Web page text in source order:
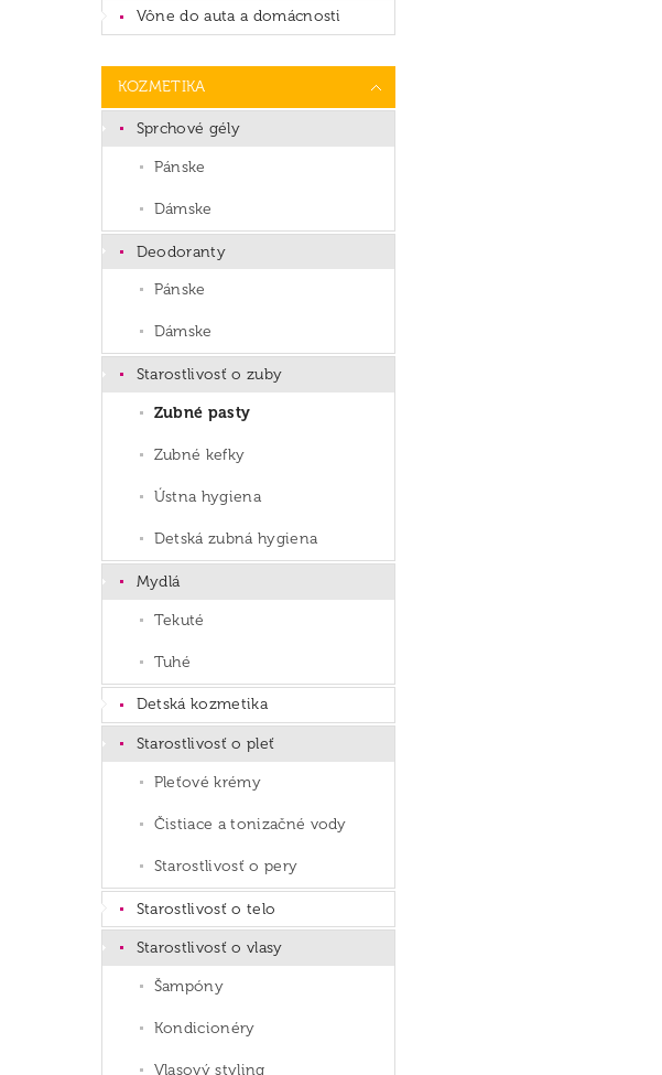
Vône do auta a domácnosti
KOZMETIKA
Sprchové gély
Pánske
Dámske
Deodoranty
Pánske
Dámske
Starostlivosť o zuby
Zubné pasty
Zubné kefky
Ústna hygiena
Detská zubná hygiena
Mydlá
Tekuté
Tuhé
Detská kozmetika
Starostlivosť o pleť
Pleťové krémy
Čistiace a tonizačné vody
Starostlivosť o pery
Starostlivosť o telo
Starostlivosť o vlasy
Šampóny
Kondicionéry
Vlasový styling